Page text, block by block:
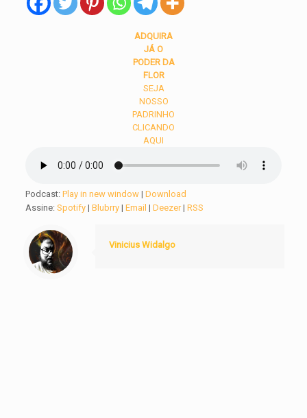
ADQUIRA
JÁ O
PODER DA
FLOR
SEJA
NOSSO
PADRINHO
CLICANDO
AQUI
Podcast:Play in new window |Download
Assine:Spotify |Blubrry |Email |Deezer|RSS
Vinicius Widalgo